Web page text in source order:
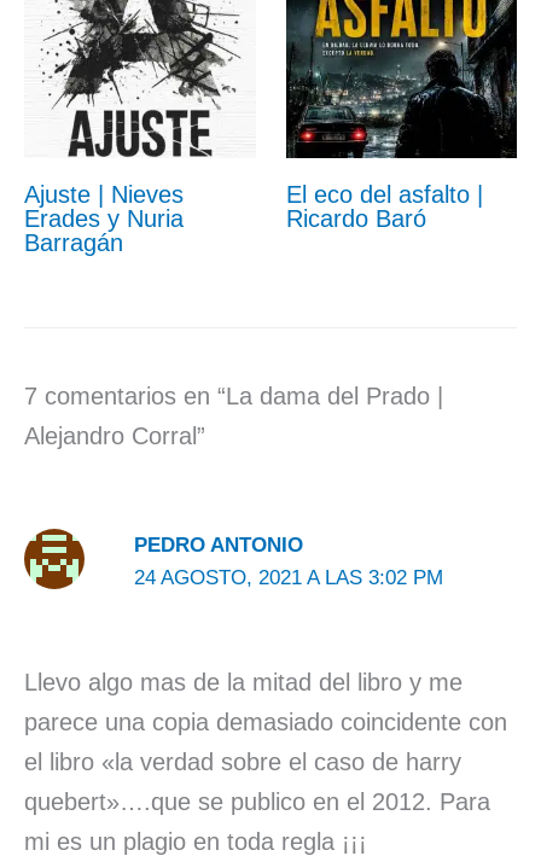
Ajuste | Nieves
Erades y Nuria
Barragán
El eco del asfalto |
Ricardo Baró
7 comentarios en “La dama del Prado |
Alejandro Corral”
PEDRO ANTONIO
24 AGOSTO, 2021 A LAS 3:02 PM
Llevo algo mas de la mitad del libro y me
parece una copia demasiado coincidente con
el libro «la verdad sobre el caso de harry
quebert»….que se publico en el 2012. Para
mi es un plagio en toda regla ¡¡¡